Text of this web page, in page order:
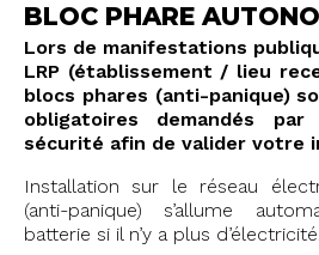
BLOC PHARE
Lors de manifestations
LRP (établissement / lieu
blocs phares (anti-panique)
obligatoires demandés
sécurité afin de valider votre
Installation sur le réseau
(anti-panique) s’allume
batterie si il n’y a plus d’électricité.